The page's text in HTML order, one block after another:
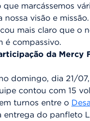
que marcássemos
nossa visão e
mais claro que o
é compassivo.
da Mercy
domingo, dia 21/
contou com 15
turnos entre o
entrega do panfleto